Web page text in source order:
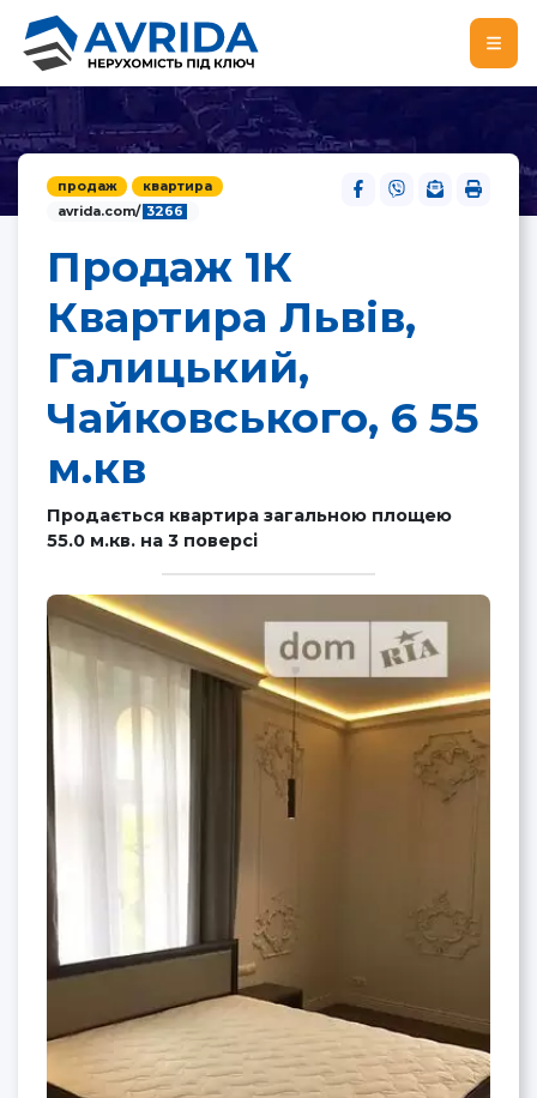
продаж
квартира
avrida.com/ 3266
Продаж 1К
Квартира Львів,
Галицький,
Чайковського, 6 55
м.кв
Продається квартира загальною площею
55.0 м.кв. на 3 поверсі